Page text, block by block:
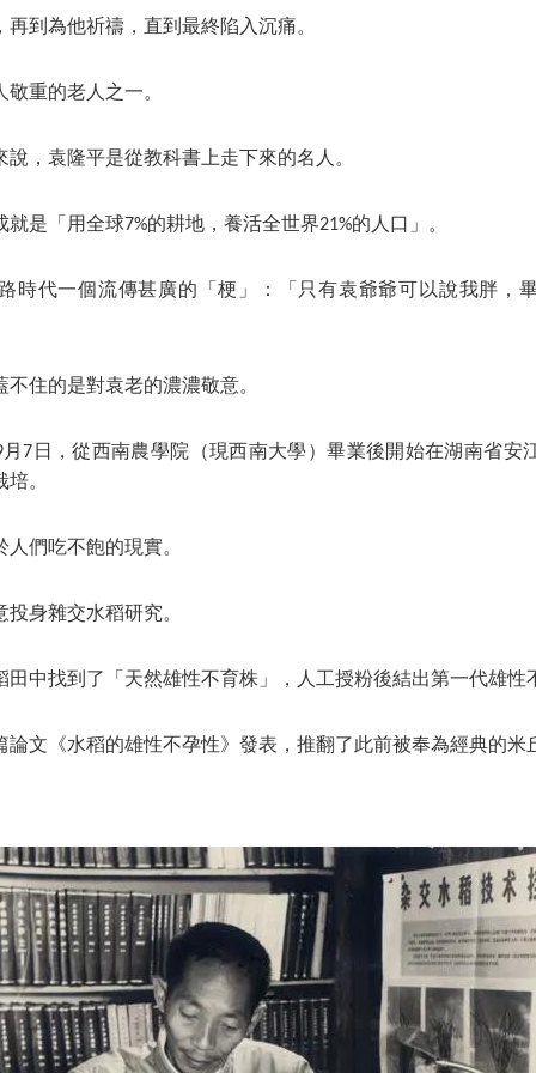
到為他祈禱，直到最終陷入沉痛。
重的老人之一。
，袁隆平是從教科書上走下來的名人。
是「用全球7%的耕地，養活全世界21%的人口」。
時代一個流傳甚廣的「梗」：「只有袁爺爺可以說我胖，
住的是對袁老的濃濃敬意。
月7日，從西南農學院（現西南大學）畢業後開始在湖南省安
。
們吃不飽的現實。
身雜交水稻研究。
田中找到了「天然雄性不育株」，人工授粉後結出第一代雄性
論文《水稻的雄性不孕性》發表，推翻了此前被奉為經典的米